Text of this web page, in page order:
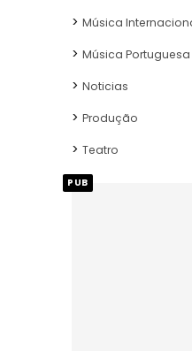
Música
Música Portuguesa
Noticias
Produção
Teatro
PUB